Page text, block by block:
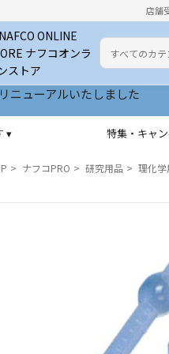
店舗
カテゴリ
検索キーワー
ューアルいたしました
▾ 特集・キャ
ナフコPRO 研究用品 理化学